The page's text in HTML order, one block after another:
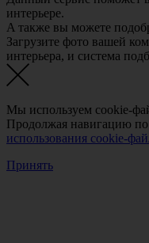
интерьере.
A также вы можете
Загрузите фото вашей
интерьера, и система
Мы используем cookie-
Продолжая навигацию по
использования cookie-
Принять